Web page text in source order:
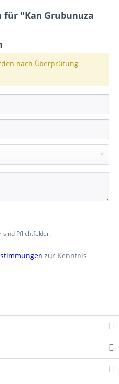
für "Kan Grubunuza
nach Überprüfung
sind Pflichtfelder.
zur Kenntnis